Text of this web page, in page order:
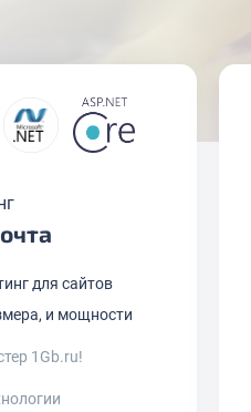
для сайтов
и мощности
1Gb.ru!